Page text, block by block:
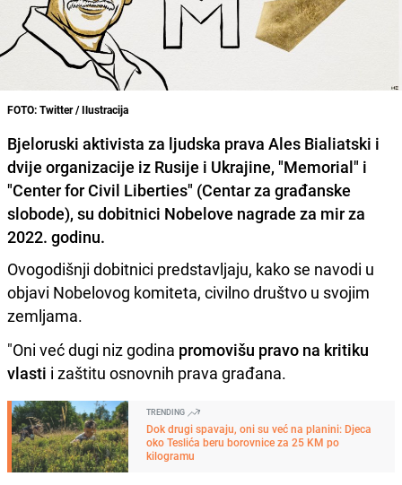
FOTO: Twitter / Ilustracija
Bjeloruski aktivista za ljudska prava Ales Bialiatski i
dvije organizacije iz Rusije i Ukrajine, "Memorial" i
"Center for Civil Liberties" (Centar za građanske
slobode), su dobitnici Nobelove nagrade za mir za
2022. godinu.
Ovogodišnji dobitnici predstavljaju, kako se navodi u
objavi Nobelovog komiteta, civilno društvo u svojim
zemljama.
"Oni već dugi niz godina promovišu pravo na kritiku
vlasti i zaštitu osnovnih prava građana.
TRENDING
Dok drugi spavaju, oni su već na planini: Djeca
oko Teslića beru borovnice za 25 KM po
kilogramu